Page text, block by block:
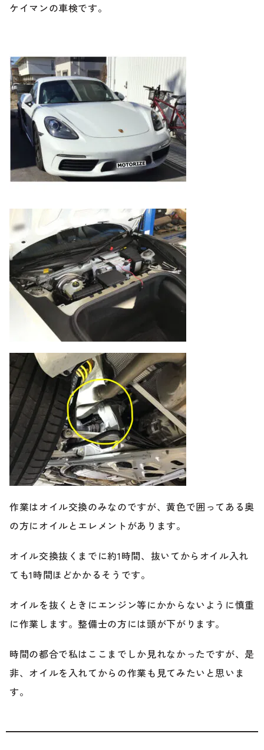
お客様の声
ケータハム岐阜
プライバシーポリシー
その他のお問い合わせ
中古車探しのご依頼・レンタカーのご相談
電話・メールなどのご連絡方法意外にも、オンラインで
のご相談も可能です。
希望ください。
ケイマンの車検です。
作業はオイル交換のみなのですが、黄色で囲ってある奥
の方にオイルとエレメントがあります。
オイル交換抜くまでに約1時間、抜いてからオイル入れ
ても1時間ほどかかるそうです。
オイルを抜くときにエンジン等にかからないように慎重
に作業します。整備士の方には頭が下がります。
時間の都合で私はここまでしか見れなかったですが、是
非、オイルを入れてからの作業も見てみたいと思いま
す。